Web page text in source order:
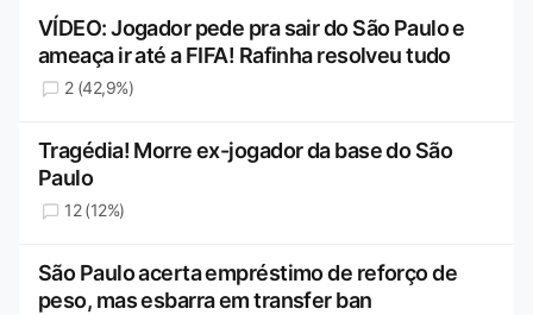
VÍDEO: Jogador pede pra sair do São Paulo e
ameaça ir até a FIFA! Rafinha resolveu tudo
2 (42,9%)
Tragédia! Morre ex-jogador da base do São
Paulo
12 (12%)
São Paulo acerta empréstimo de reforço de
peso, mas esbarra em transfer ban